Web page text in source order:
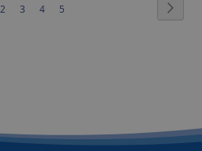
HINZUFÜGEN
Seite
2 Seite
3 Seite
4 Seite
5